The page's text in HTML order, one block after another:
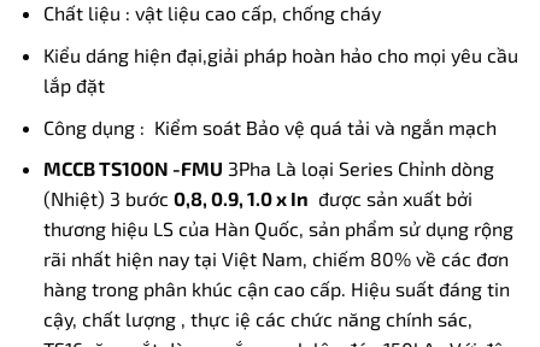
Chất liệu : vật liệu cao cấp, chống cháy
Kiểu dáng hiện đại,giải pháp hoàn hảo cho mọi yêu cầu
lắp đặt
Công dụng : Kiểm soát Bảo vệ quá tải và ngắn mạch
MCCB TS100N -FMU 3Pha Là loại Series Chỉnh dòng
(Nhiệt) 3 bước 0,8, 0.9, 1.0 x In được sản xuất bởi
thương hiệu LS của Hàn Quốc, sản phẩm sử dụng rộng
rãi nhất hiện nay tại Việt Nam, chiếm 80% về các đơn
hàng trong phân khúc cận cao cấp. Hiệu suất đáng tin
cậy, chất lượng , thực iệ các chức năng chính sác,